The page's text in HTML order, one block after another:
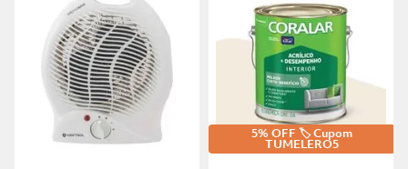
5% OFF 🏷️ Cupom
TUMELERO5